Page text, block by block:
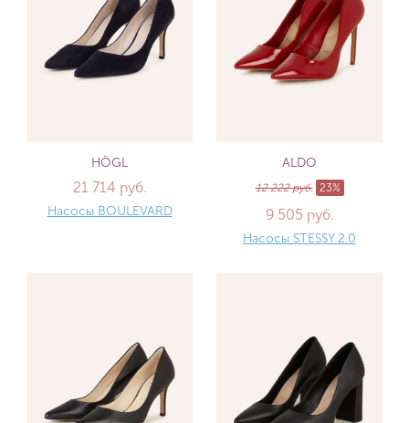
HÖGL
21 714 руб.
Насосы BOULEVARD
ALDO
12 222 руб. 23%
9 505 руб.
Насосы STESSY 2.0